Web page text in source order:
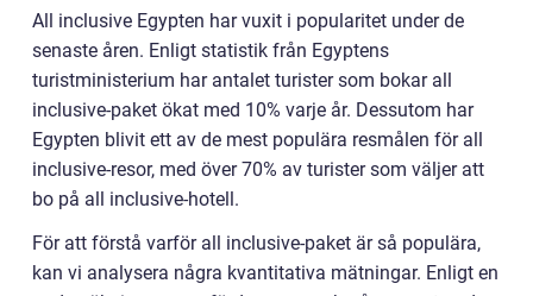
All inclusive Egypten har vuxit i popularitet under de
senaste åren. Enligt statistik från Egyptens
turistministerium har antalet turister som bokar all
inclusive-paket ökat med 10% varje år. Dessutom har
Egypten blivit ett av de mest populära resmålen för all
inclusive-resor, med över 70% av turister som väljer att
bo på all inclusive-hotell.
För att förstå varför all inclusive-paket är så populära,
kan vi analysera några kvantitativa mätningar. Enligt en